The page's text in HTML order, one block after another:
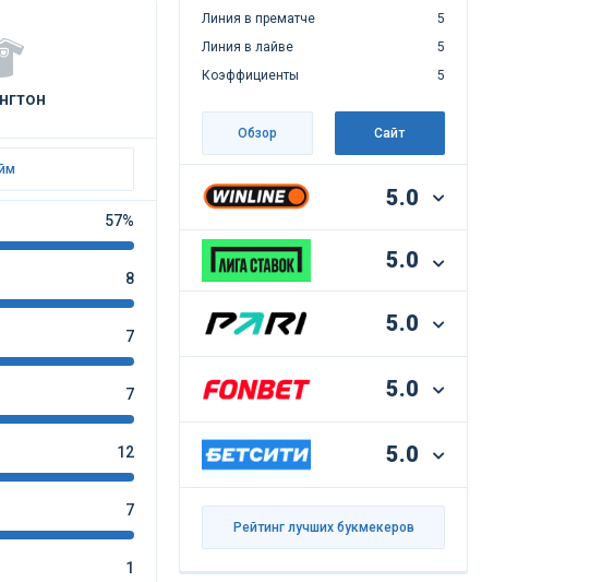
57%
8
7
7
12
7
1
Линия в прематче
5
Линия в лайве
5
Коэффициенты
5
Обзор Сайт
5.0
5.0
5.0
5.0
5.0
Рейтинг лучших букмекеров